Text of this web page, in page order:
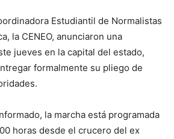
Estudiantil de Normalistas
la CENEO, anunciaron una
jueves en la capital del estado,
formalmente su pliego de
la marcha está programada
horas desde el crucero del ex